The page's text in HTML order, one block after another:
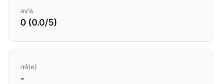
avis
0 (0.0/5)
né(e)
-